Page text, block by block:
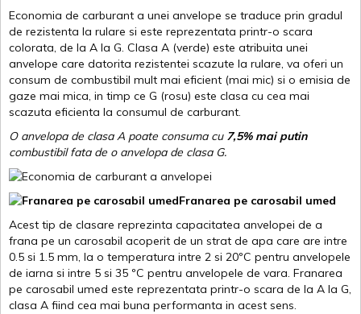
Economia de carburant a unei anvelope se traduce prin gradul
de rezistenta la rulare si este reprezentata printr-o scara
colorata, de la A la G. Clasa A (verde) este atribuita unei
anvelope care datorita rezistentei scazute la rulare, va oferi un
consum de combustibil mult mai eficient (mai mic) si o emisia de
gaze mai mica, in timp ce G (rosu) este clasa cu cea mai
scazuta eficienta la consumul de carburant.
O anvelopa de clasa A poate consuma cu 7,5% mai putin
combustibil fata de o anvelopa de clasa G.
Franarea pe carosabil umed
Acest tip de clasare reprezinta capacitatea anvelopei de a
frana pe un carosabil acoperit de un strat de apa care are intre
0.5 si 1.5 mm, la o temperatura intre 2 si 20ºC pentru anvelopele
de iarna si intre 5 si 35 ºC pentru anvelopele de vara. Franarea
pe carosabil umed este reprezentata printr-o scara de la A la G,
clasa A fiind cea mai buna performanta in acest sens.